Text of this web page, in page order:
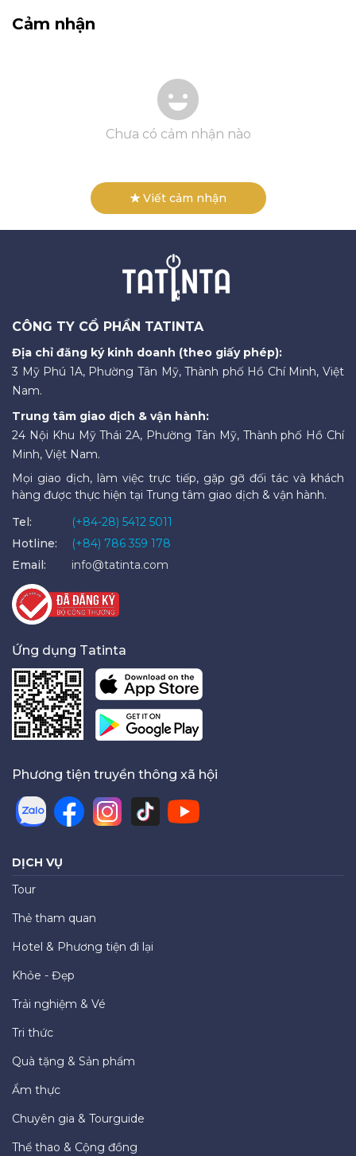
Cảm nhận
Chưa có cảm nhận nào
Viết cảm nhận
CÔNG TY CỔ PHẦN TATINTA
Địa chỉ đăng ký kinh doanh (theo giấy phép):
3 Mỹ Phú 1A, Phường Tân Mỹ, Thành phố Hồ Chí Minh, Việt
Nam.
Trung tâm giao dịch & vận hành:
24 Nội Khu Mỹ Thái 2A, Phường Tân Mỹ, Thành phố Hồ Chí
Minh, Việt Nam.
Mọi giao dịch, làm việc trực tiếp, gặp gỡ đối tác và khách
hàng được thực hiện tại Trung tâm giao dịch & vận hành.
Tel:
(+84-28) 5412 5011
Hotline:
(+84) 786 359 178
Email:
info@tatinta.com
Ứng dụng Tatinta
Phương tiện truyền thông xã hội
DỊCH VỤ
Tour
Thẻ tham quan
Hotel & Phương tiện đi lại
Khỏe - Đẹp
Trải nghiệm & Vé
Tri thức
Quà tặng & Sản phẩm
Ẩm thực
Chuyên gia & Tourguide
Thể thao & Cộng đồng